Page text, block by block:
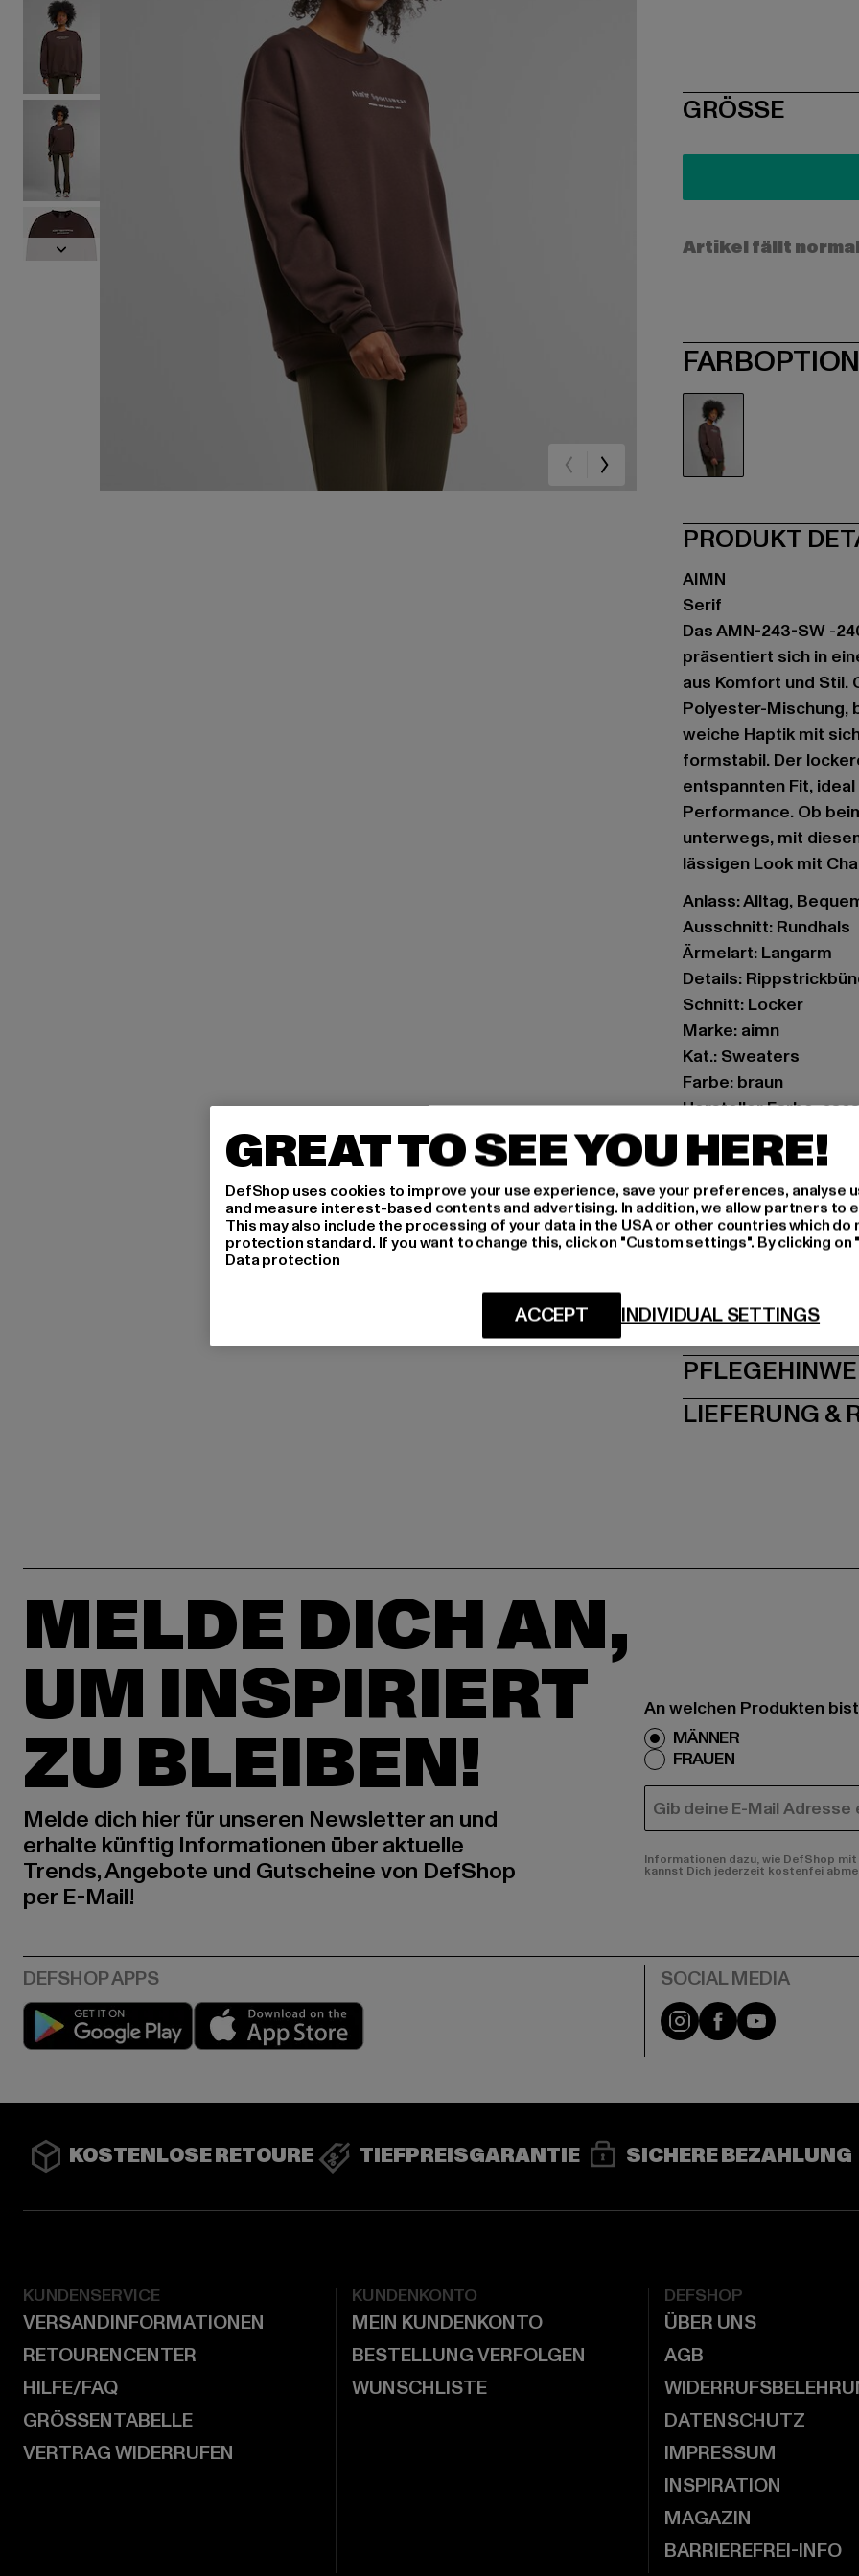
SIZE
GRÖSSE
Artikel fällt
PRODUKT
AIMN
Serif
Das AMN-243-SW -
präsentiert sich in
aus Komfort und
Polyester-Mischung,
weiche Haptik mit
formstabil. Der
entspannten Fit,
Performance. Ob
unterwegs, mit
lässigen Look mit
Anlass: Alltag,
Ausschnitt: Rundhals
Ärmelart: Langarm
Details:
Schnitt: Locker
Marke: aimn
Kat.: Sweaters
Farbe: braun
Hersteller Farbe:
Art.Nr: 61200023-18947
Hersteller: Urban
GRÖSSE
LIEFERUNG &
MELDE DICH AN,
UM INSPIRIERT
ZU BLEIBEN!
Melde dich hier für unseren Newsletter an und
erhalte künftig Informationen über aktuelle
Trends, Angebote und Gutscheine von DefShop
per E-Mail!
An welchen Produkten
MÄNNER
FRAUEN
E-MAIL
Informationen dazu, wie DefShop
kannst Dich jederzeit kostenfei
Play market Instagram
FacebookYouTube
KOSTENLOSE RETOURE TIEFPREISGARANTIE SICHERE BEZAHLUNG
KUNDENSERVICE
VERSANDINFORMATIONEN
RETOURENCENTER
HILFE/FAQ
GRÖSSENTABELLE
VERTRAG WIDERRUFEN
KUNDENKONTO
MEIN KUNDENKONTO
BESTELLUNG VERFOLGEN
WUNSCHLISTE
DEFSHOP
ÜBER UNS
AGB
DATENSCHUTZ
IMPRESSUM
INSPIRATION
MAGAZIN
BARRIEREFREI-INFO
GREAT TO SEE YOU HERE!
DefShop uses cookies to improve your use experience, save your preferences, analyse
and measure interest-based contents and advertising. In addition, we allow partners to
This may also include the processing of your data in the USA or other countries which do
protection standard. If you want to change this, click on "Custom settings". By clicking
Data protection
INDIVIDUAL SETTINGS
ACCEPT